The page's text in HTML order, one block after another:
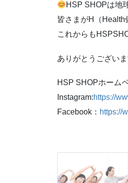
HSP SHOPは地
皆さまがH（Health
これからも
ありがとうござい
HSP SHOPホーム
Instagram:https://
Facebook： https://